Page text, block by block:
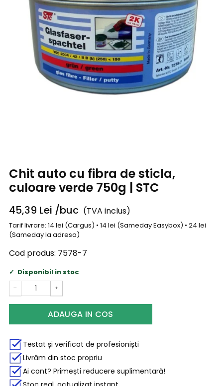
Chit auto cu fibra de sticla,
culoare verde 750g | STC
45,39 Lei /buc (TVA inclus)
Tarif livrare: 14 lei (Cargus) • 14 lei (Sameday Easybox) • 24 lei
(Sameday la adresa)
Cod produs: 7578-7
Disponibil in stoc
− +
ADAUGA IN COS
Testat și verificat de profesioniști
Livrăm din stoc propriu
Ai cont? Primești reducere suplimentară!